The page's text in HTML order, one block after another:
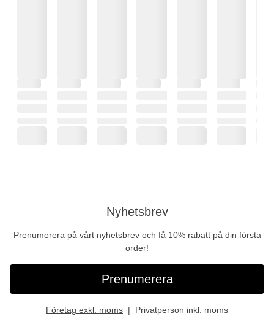
Nyhetsbrev
Prenumerera på vårt nyhetsbrev och få 10% rabatt på din första
order!
Prenumerera
Företag exkl. moms Privatperson inkl. moms